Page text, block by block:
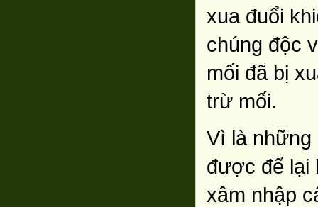
xua đuổi
chúng độc
mối đã bị
trừ mối.
Vì là những
được để lại
xâm nhập